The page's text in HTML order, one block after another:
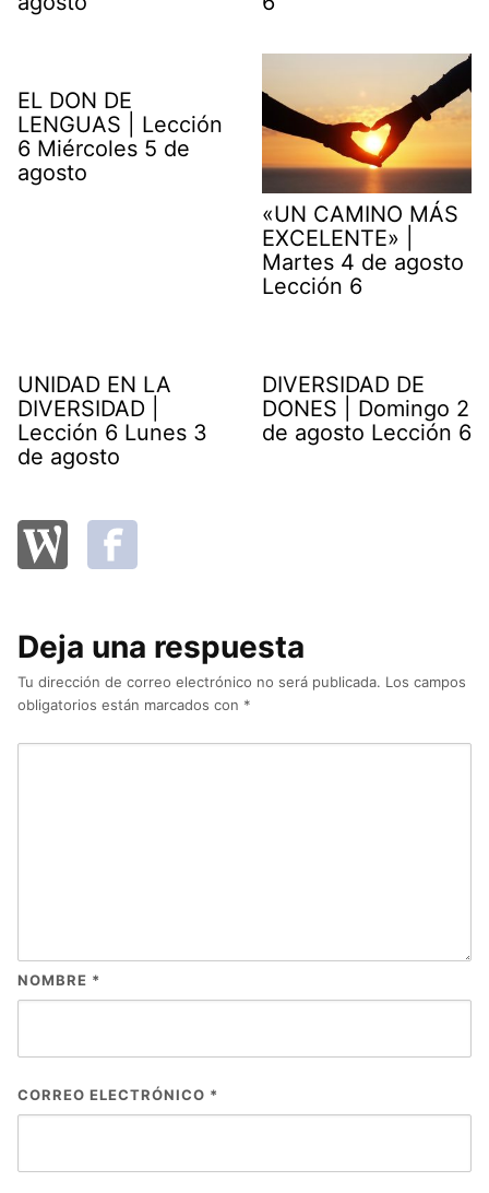
EL DON DE
LENGUAS | Lección
6 Miércoles 5 de
agosto
«UN CAMINO MÁS
EXCELENTE» |
Martes 4 de agosto
Lección 6
UNIDAD EN LA
DIVERSIDAD |
Lección 6 Lunes 3
de agosto
DIVERSIDAD DE
DONES | Domingo 2
de agosto Lección 6
Deja una respuesta
Tu dirección de correo electrónico no será publicada. Los campos
obligatorios están marcados con *
NOMBRE *
CORREO ELECTRÓNICO *